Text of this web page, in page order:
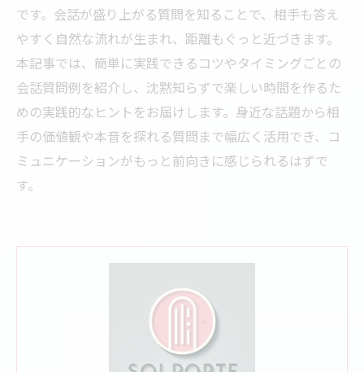
です。会話が盛り上がる質問を知ることで、相手も答え
やすく自然な流れが生まれ、距離もぐっと近づきます。
本記事では、簡単に実践できるコツやタイミングごとの
会話質問例を紹介し、沈黙知らずで楽しい時間を作るた
めの実践的なヒントをお届けします。身近な話題から相
手の価値観や本音を探れる質問まで幅広く活用でき、コ
ミュニケーションがもっと前向きに感じられるはずで
す。